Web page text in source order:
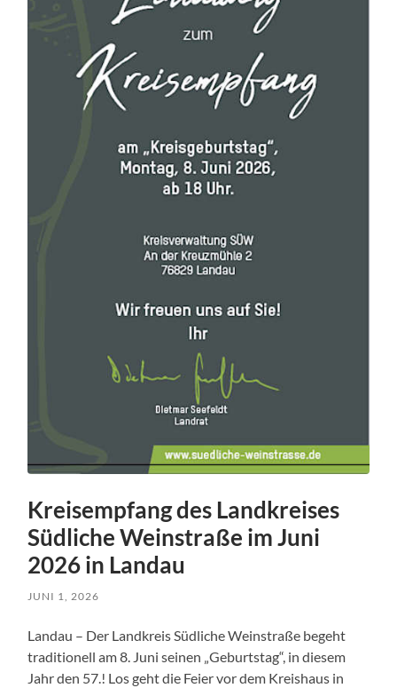
Kreisempfang des Landkreises
Südliche Weinstraße im Juni
2026 in Landau
JUNI 1, 2026
Landau – Der Landkreis Südliche Weinstraße begeht
traditionell am 8. Juni seinen „Geburtstag“, in diesem
Jahr den 57.! Los geht die Feier vor dem Kreishaus in